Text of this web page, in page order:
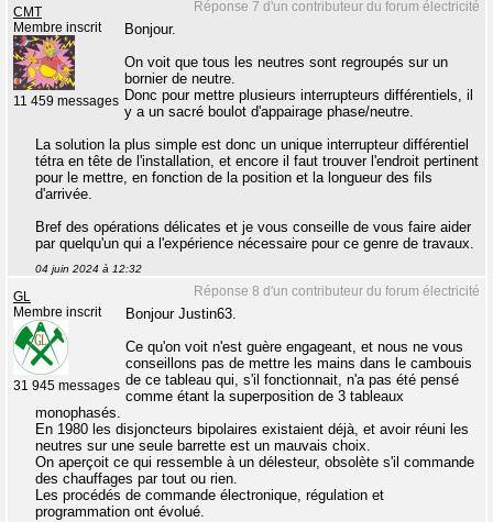
Réponse 7 d'un contributeur du forum électricité
CMT
Membre inscrit
11 459 messages
Bonjour.
On voit que tous les neutres sont regroupés sur un
bornier de neutre.
Donc pour mettre plusieurs interrupteurs différentiels, il
y a un sacré boulot d'appairage phase/neutre.
La solution la plus simple est donc un unique interrupteur différentiel
tétra en tête de l'installation, et encore il faut trouver l'endroit pertinent
pour le mettre, en fonction de la position et la longueur des fils
d'arrivée.
Bref des opérations délicates et je vous conseille de vous faire aider
par quelqu'un qui a l'expérience nécessaire pour ce genre de travaux.
04 juin 2024 à 12:32
Réponse 8 d'un contributeur du forum électricité
GL
Membre inscrit
31 945 messages
Bonjour Justin63.
Ce qu'on voit n'est guère engageant, et nous ne vous
conseillons pas de mettre les mains dans le cambouis
de ce tableau qui, s'il fonctionnait, n'a pas été pensé
comme étant la superposition de 3 tableaux
monophasés.
En 1980 les disjoncteurs bipolaires existaient déjà, et avoir réuni les
neutres sur une seule barrette est un mauvais choix.
On aperçoit ce qui ressemble à un délesteur, obsolète s'il commande
des chauffages par tout ou rien.
Les procédés de commande électronique, régulation et
programmation ont évolué.